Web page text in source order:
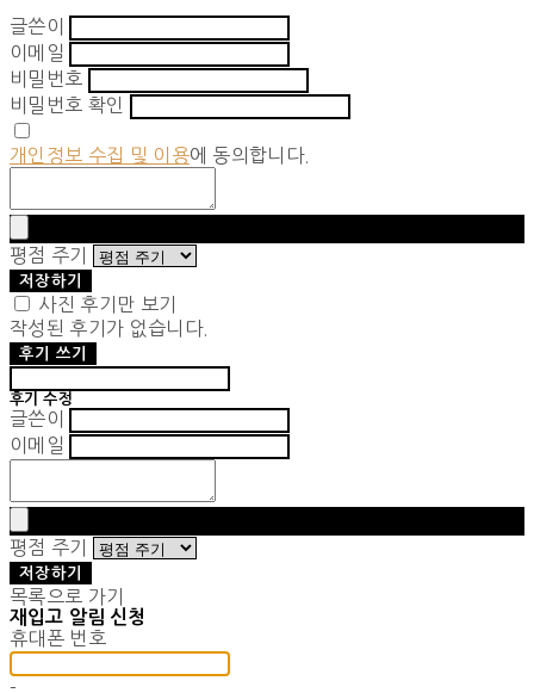
글쓴이
이메일
비밀번호
비밀번호 확인
개인정보 수집 및 이용에 동의합니다.
평점 주기
저장하기
사진 후기만 보기
작성된 후기가 없습니다.
후기 쓰기
후기 수정
글쓴이
이메일
평점 주기
저장하기
목록으로 가기
재입고 알림 신청
휴대폰 번호
-